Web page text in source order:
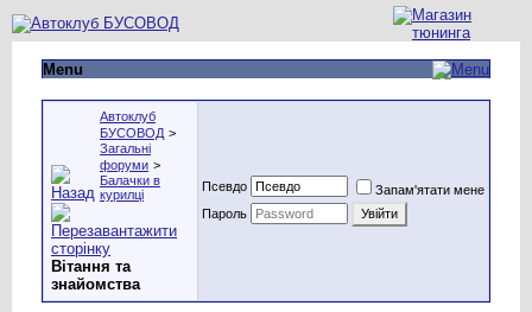
Menu
Автоклуб
БУСОВОД >
Загальні
форуми >
Балачки в
курилці
Вітання та
знайомства
Псевдо
Запам'ятати мене
Пароль